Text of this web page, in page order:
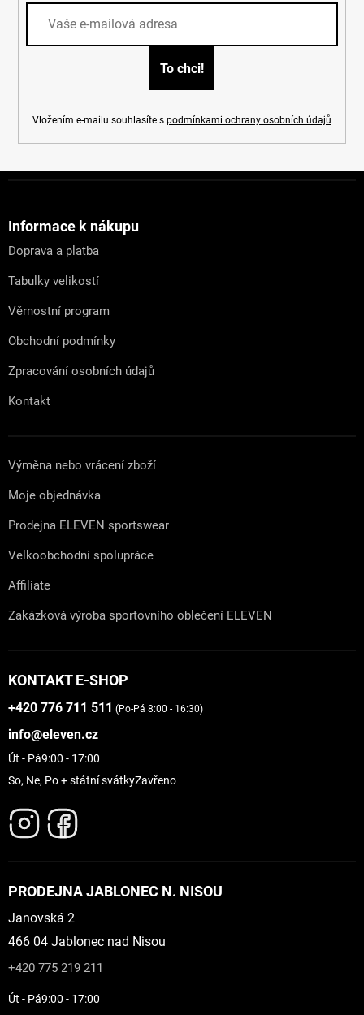
Vložením e-mailu souhlasíte s podmínkami ochrany osobních údajů
Informace k nákupu
Doprava a platba
Tabulky velikostí
Věrnostní program
Obchodní podmínky
Zpracování osobních údajů
Kontakt
Výměna nebo vrácení zboží
Moje objednávka
Prodejna ELEVEN sportswear
Velkoobchodní spolupráce
Affiliate
Zakázková výroba sportovního oblečení ELEVEN
KONTAKT E-SHOP
+420 776 711 511 (Po-Pá 8:00 - 16:30)
info@eleven.cz
Út - Pá9:00 - 17:00
So, Ne, Po + státní svátkyZavřeno
PRODEJNA JABLONEC N. NISOU
Janovská 2
466 04 Jablonec nad Nisou
+420 775 219 211
Út - Pá9:00 - 17:00